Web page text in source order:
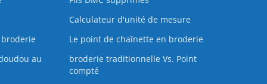
Calculateur d'unité de mesure
Le point de chaînette en broderie
au
broderie traditionnelle Vs. Point
compté